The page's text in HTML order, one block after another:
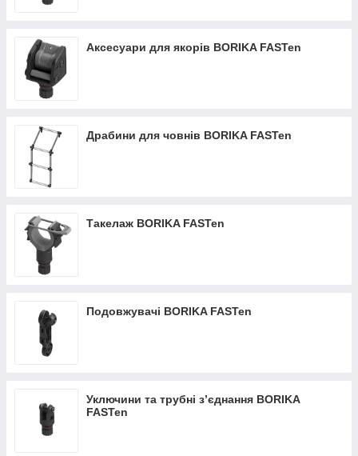
Аксесуари для якорів BORIKA FASTen
Драбини для човнів BORIKA FASTen
Такелаж BORIKA FASTen
Подовжувачі BORIKA FASTen
Уключини та трубні з’єднання BORIKA
FASTen